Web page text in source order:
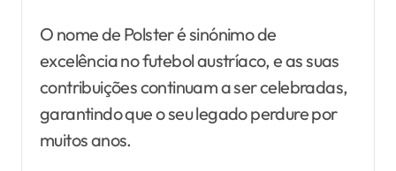
O nome de Polster é sinónimo de
excelência no futebol austríaco, e as suas
contribuições continuam a ser celebradas,
garantindo que o seu legado perdure por
muitos anos.